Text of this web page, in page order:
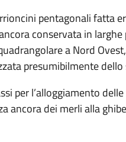
pentagonali fatta
conservata in
a Nord
presumibilmente
per l’alloggiamento
ancora dei merli alla